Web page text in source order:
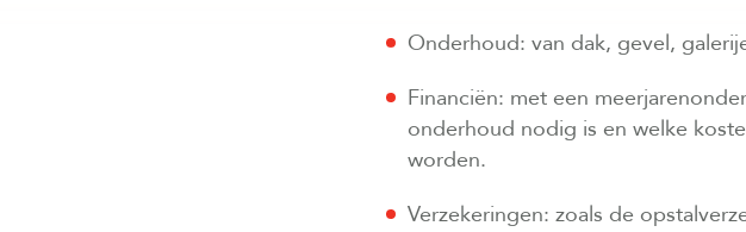
Onderhoud: van dak, gevel,
Financiën: met een
onderhoud nodig is en welke
worden.
Verzekeringen: zoals de